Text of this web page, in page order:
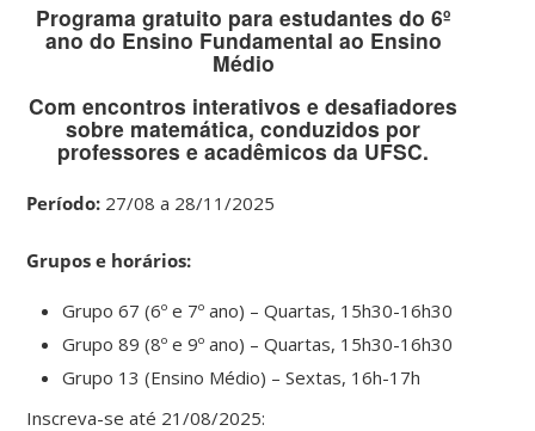
Programa gratuito para estudantes do 6º
ano do Ensino Fundamental ao Ensino
Médio
Com encontros interativos e desafiadores
sobre matemática, conduzidos por
professores e acadêmicos da UFSC.
Período: 27/08 a 28/11/2025
Grupos e horários:
Grupo 67 (6º e 7º ano) – Quartas, 15h30-16h30
Grupo 89 (8º e 9º ano) – Quartas, 15h30-16h30
Grupo 13 (Ensino Médio) – Sextas, 16h-17h
Inscreva-se até 21/08/2025: